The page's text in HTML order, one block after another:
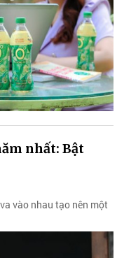
nhất: Bật
vào nhau tạo nên một